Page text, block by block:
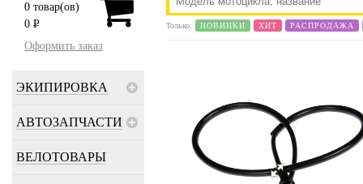
0 товар(ов)
0 P
Оформить заказ
ЭКИПИРОВКА
АВТОЗАПЧАСТИ
ВЕЛОТОВАРЫ
Только: НОВИНКИ ХИТ РАСПРОДАЖА